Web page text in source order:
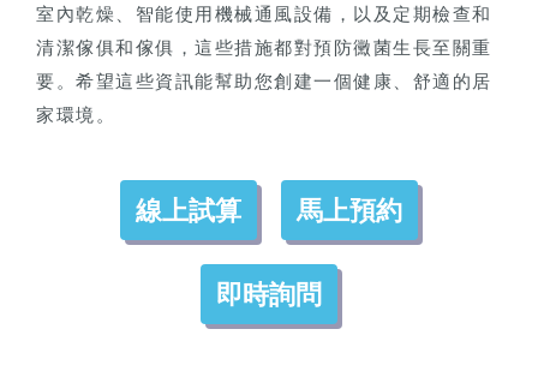
室內乾燥、智能使用機械通風設備，以及定期檢查和
清潔傢俱和傢俱，這些措施都對預防黴菌生長至關重
要。希望這些資訊能幫助您創建一個健康、舒適的居
家環境。
線上試算 馬上預約
即時詢問